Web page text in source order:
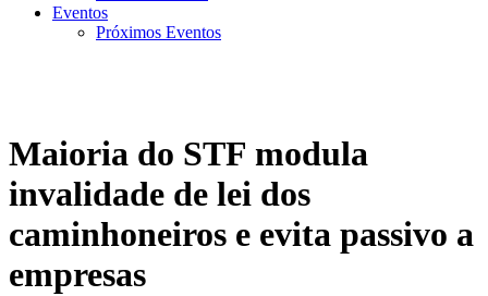
Eventos
Próximos Eventos
Maioria do STF modula
invalidade de lei dos
caminhoneiros e evita passivo a
empresas